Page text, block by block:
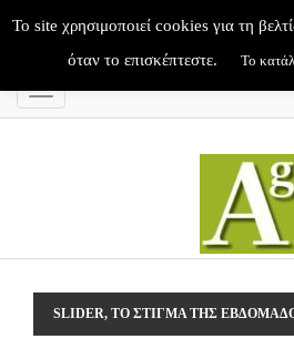
Menu
SLIDER, ΤΟ ΣΤΙΓΜΑ ΤΗΣ
To site χρησιμοποιεί cookies για τη
όταν το επισκέπτεστε.
Το